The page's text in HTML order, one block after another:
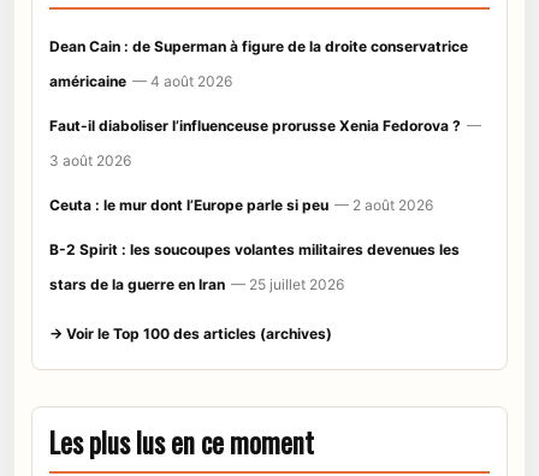
Dean Cain : de Superman à figure de la droite conservatrice
américaine — 4 août 2026
Faut-il diaboliser l’influenceuse prorusse Xenia Fedorova ? —
3 août 2026
Ceuta : le mur dont l’Europe parle si peu — 2 août 2026
B-2 Spirit : les soucoupes volantes militaires devenues les
stars de la guerre en Iran — 25 juillet 2026
→ Voir le Top 100 des articles (archives)
Les plus lus en ce moment